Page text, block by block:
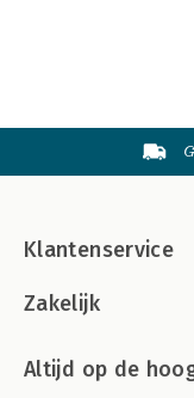
Klantenservice
Zakelijk
Altijd op de